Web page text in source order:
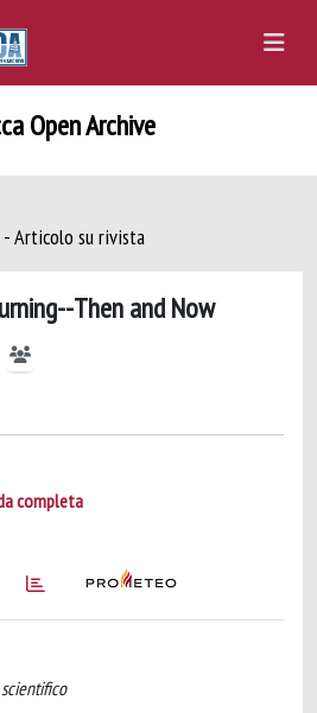
Open Archive
Articolo su rivista
Then and Now
completa